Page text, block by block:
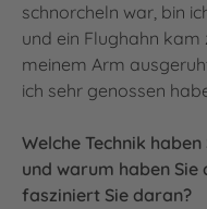
schnorcheln war, bin
und ein Flughahn
meinem Arm
ich sehr genossen
Welche Technik
und warum haben Sie
fasziniert Sie daran?